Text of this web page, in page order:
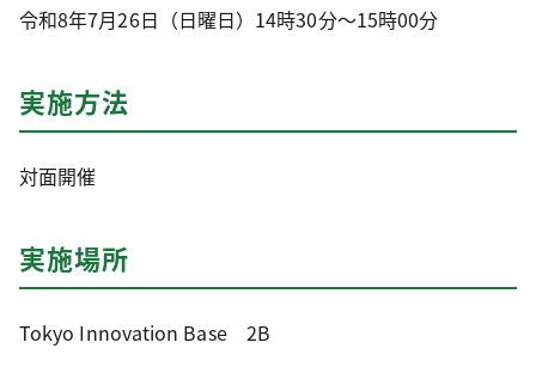
令和8年7月26日（日曜日）14時30分～15時00分
実施方法
対面開催
実施場所
Tokyo Innovation Base 2B